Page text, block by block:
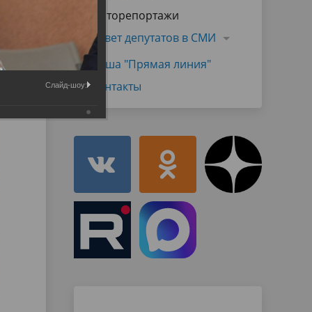
Муниципальная служба
Объявления
имущественного характера
Информационные материалы
Фоторепортажи
Совет депутатов в СМИ
Наша "Прямая линия"
Контакты
Слайд-шоу: